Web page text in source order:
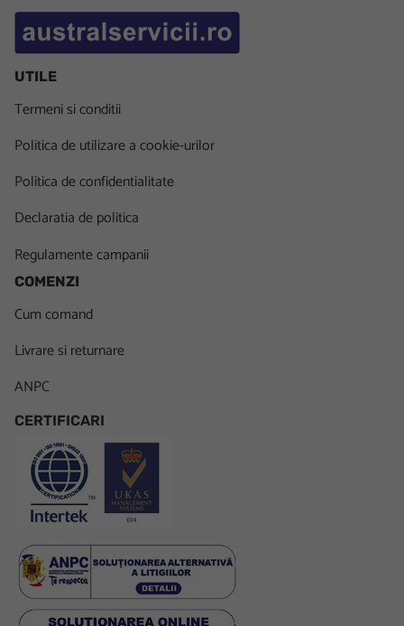
UTILE
Termeni si conditii
Politica de utilizare a cookie-urilor
Politica de confidentialitate
Declaratia de politica
Regulamente campanii
COMENZI
Cum comand
Livrare si returnare
ANPC
CERTIFICARI